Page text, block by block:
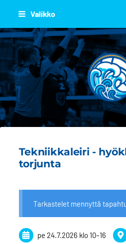
Siirry
sivun
sisältöön
Valikko
Tekniikkaleiri -
torjunta
Tarkastelet mennyttä
pe 24.7.2026 klo 10–16